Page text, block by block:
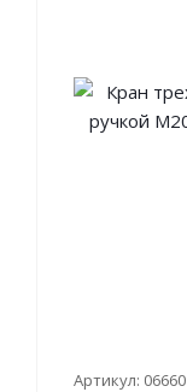
Артикул: 06660